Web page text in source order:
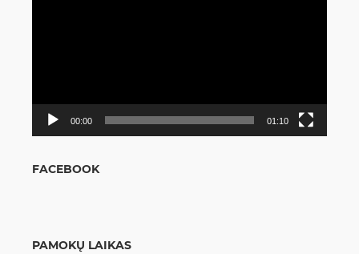
00:00 01:10
FACEBOOK
PAMOKŲ LAIKAS